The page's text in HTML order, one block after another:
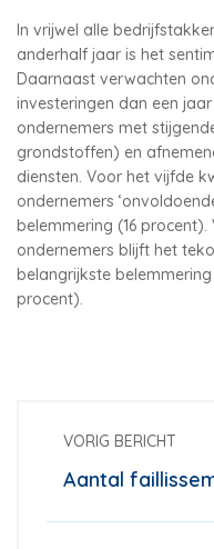
In vrijwel alle
anderhalf jaar is het
Daarnaast verwachten
investeringen dan een
ondernemers met
grondstoffen) en
diensten. Voor het vijfde
ondernemers
belemmering (16
ondernemers blijft het
belangrijkste
procent).
VORIG BERICHT
Aantal